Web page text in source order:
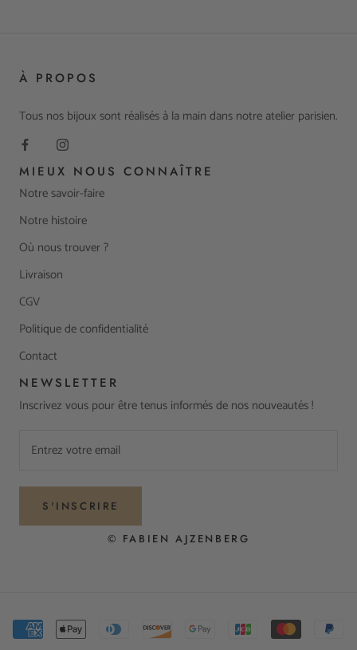
À PROPOS
Tous nos bijoux sont réalisés à la main dans notre atelier parisien.
MIEUX NOUS CONNAÎTRE
Notre savoir-faire
Notre histoire
Où nous trouver ?
Livraison
CGV
Politique de confidentialité
Contact
NEWSLETTER
Inscrivez vous pour être tenus informés de nos nouveautés !
S'INSCRIRE
© FABIEN AJZENBERG